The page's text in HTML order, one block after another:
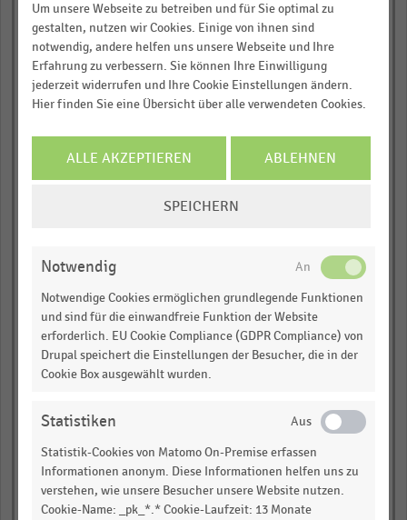
empty
Zahl der Kunden pro
empty
empty
empty
empty
Über 300.000 Daten und Kennzahlen
Rund 25.000 Statistiken
Download als Excel, PNG, PDF
… und vieles mehr!
Um unsere Webseite zu betreiben und für Sie optimal zu
gestalten, nutzen wir Cookies. Einige von ihnen sind
notwendig, andere helfen uns unsere Webseite und Ihre
Erfahrung zu verbessern. Sie können Ihre Einwilligung
jederzeit widerrufen und Ihre Cookie Einstellungen ändern.
Hier finden Sie eine Übersicht über alle verwendeten Cookies.
ALLE AKZEPTIEREN ABLEHNEN
SPEICHERN
Notwendig
Notwendige Cookies ermöglichen grundlegende Funktionen
und sind für die einwandfreie Funktion der Website
erforderlich. EU Cookie Compliance (GDPR Compliance) von
Drupal speichert die Einstellungen der Besucher, die in der
Cookie Box ausgewählt wurden.
Statistiken
Statistik-Cookies von Matomo On-Premise erfassen
Informationen anonym. Diese Informationen helfen uns zu
verstehen, wie unsere Besucher unsere Website nutzen.
Cookie-Name: _pk_*.* Cookie-Laufzeit: 13 Monate